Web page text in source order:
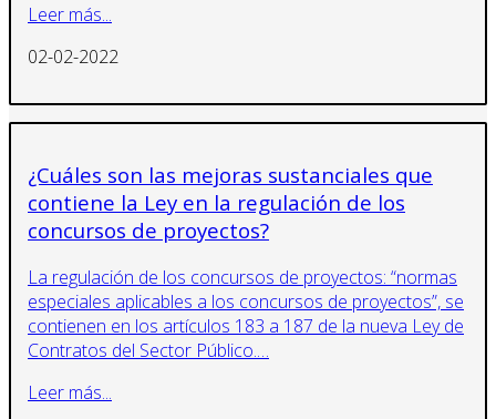
Leer más...
02-02-2022
¿Cuáles son las mejoras sustanciales que
contiene la Ley en la regulación de los
concursos de proyectos?
La regulación de los concursos de proyectos: “normas
especiales aplicables a los concursos de proyectos”, se
contienen en los artículos 183 a 187 de la nueva Ley de
Contratos del Sector Público.…
Leer más...